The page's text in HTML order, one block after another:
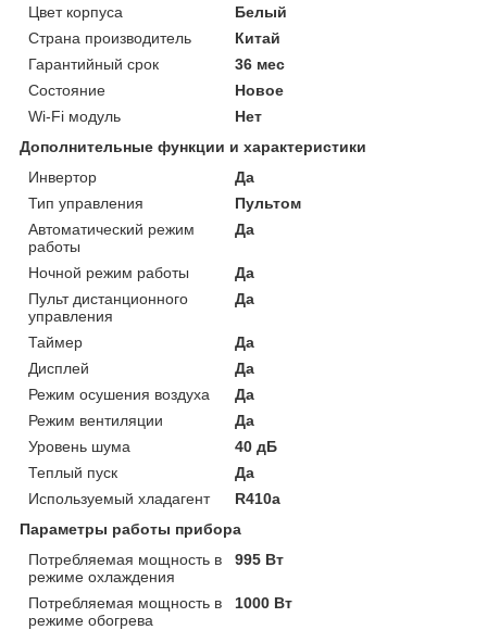
Цвет корпуса
Белый
Страна производитель
Китай
Гарантийный срок
36 мес
Состояние
Новое
Wi-Fi модуль
Нет
Дополнительные функции и характеристики
Инвертор
Да
Тип управления
Пультом
Автоматический режим
работы
Да
Ночной режим работы
Да
Пульт дистанционного
управления
Да
Таймер
Да
Дисплей
Да
Режим осушения воздуха
Да
Режим вентиляции
Да
Уровень шума
40 дБ
Теплый пуск
Да
Используемый хладагент
R410a
Параметры работы прибора
Потребляемая мощность в
режиме охлаждения
995 Вт
Потребляемая мощность в
режиме обогрева
1000 Вт